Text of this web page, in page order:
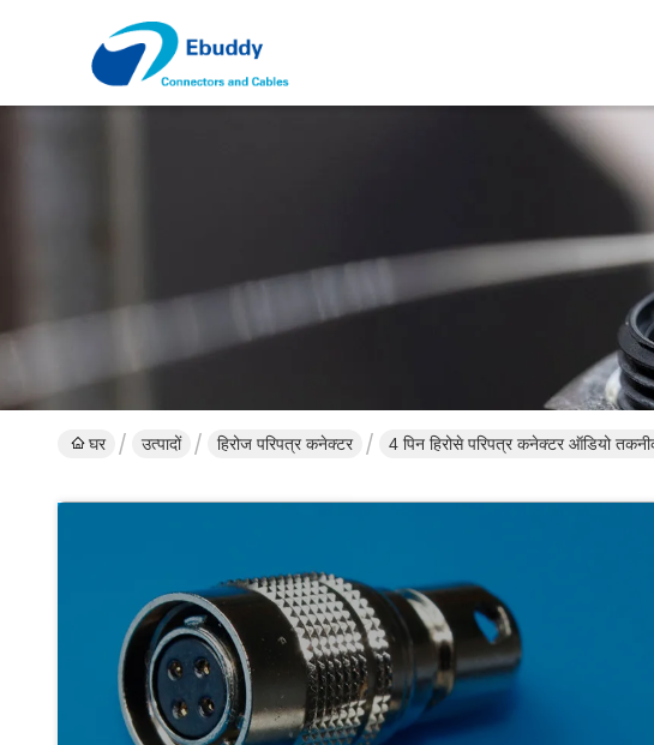
घर उत्पादों हिरोज परिपत्र कनेक्टर 4 पिन हिरोसे परिपत्र कनेक्टर ऑडियो